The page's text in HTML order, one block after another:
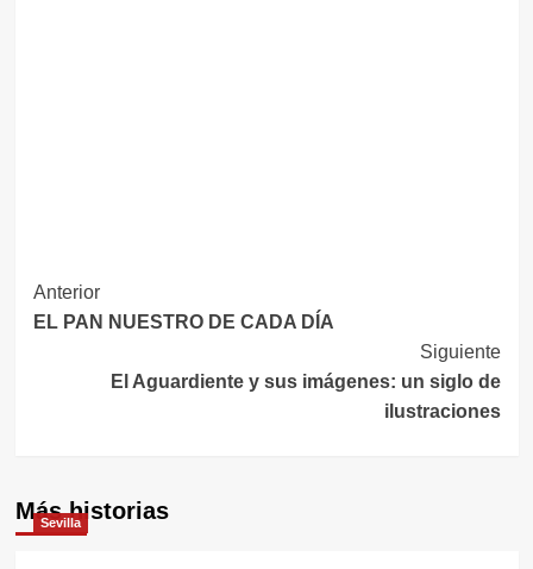
Navegación
de
entradas
Anterior
EL PAN NUESTRO DE CADA DÍA
Siguiente
El Aguardiente y sus imágenes: un siglo de
ilustraciones
Más historias
Sevilla